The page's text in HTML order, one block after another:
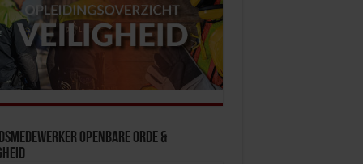
Openbare Orde &